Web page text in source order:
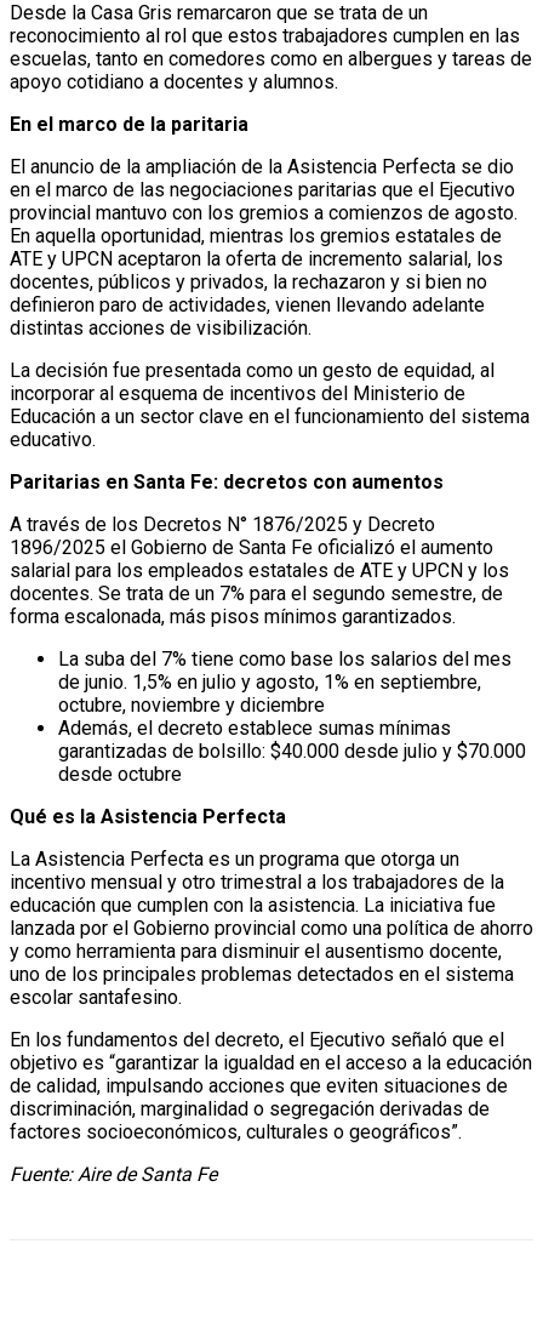
Desde la Casa Gris remarcaron que se trata de un
reconocimiento al rol que estos trabajadores cumplen en las
escuelas, tanto en comedores como en albergues y tareas de
apoyo cotidiano a docentes y alumnos.
En el marco de la paritaria
El anuncio de la ampliación de la Asistencia Perfecta se dio
en el marco de las negociaciones paritarias que el Ejecutivo
provincial mantuvo con los gremios a comienzos de agosto.
En aquella oportunidad, mientras los gremios estatales de
ATE y UPCN aceptaron la oferta de incremento salarial, los
docentes, públicos y privados, la rechazaron y si bien no
definieron paro de actividades, vienen llevando adelante
distintas acciones de visibilización.
La decisión fue presentada como un gesto de equidad, al
incorporar al esquema de incentivos del Ministerio de
Educación a un sector clave en el funcionamiento del sistema
educativo.
Paritarias en Santa Fe: decretos con aumentos
A través de los Decretos N° 1876/2025 y Decreto
1896/2025 el Gobierno de Santa Fe oficializó el aumento
salarial para los empleados estatales de ATE y UPCN y los
docentes. Se trata de un 7% para el segundo semestre, de
forma escalonada, más pisos mínimos garantizados.
La suba del 7% tiene como base los salarios del mes
de junio. 1,5% en julio y agosto, 1% en septiembre,
octubre, noviembre y diciembre
Además, el decreto establece sumas mínimas
garantizadas de bolsillo: $40.000 desde julio y $70.000
desde octubre
Qué es la Asistencia Perfecta
La Asistencia Perfecta es un programa que otorga un
incentivo mensual y otro trimestral a los trabajadores de la
educación que cumplen con la asistencia. La iniciativa fue
lanzada por el Gobierno provincial como una política de ahorro
y como herramienta para disminuir el ausentismo docente,
uno de los principales problemas detectados en el sistema
escolar santafesino.
En los fundamentos del decreto, el Ejecutivo señaló que el
objetivo es “garantizar la igualdad en el acceso a la educación
de calidad, impulsando acciones que eviten situaciones de
discriminación, marginalidad o segregación derivadas de
factores socioeconómicos, culturales o geográficos”.
Fuente: Aire de Santa Fe